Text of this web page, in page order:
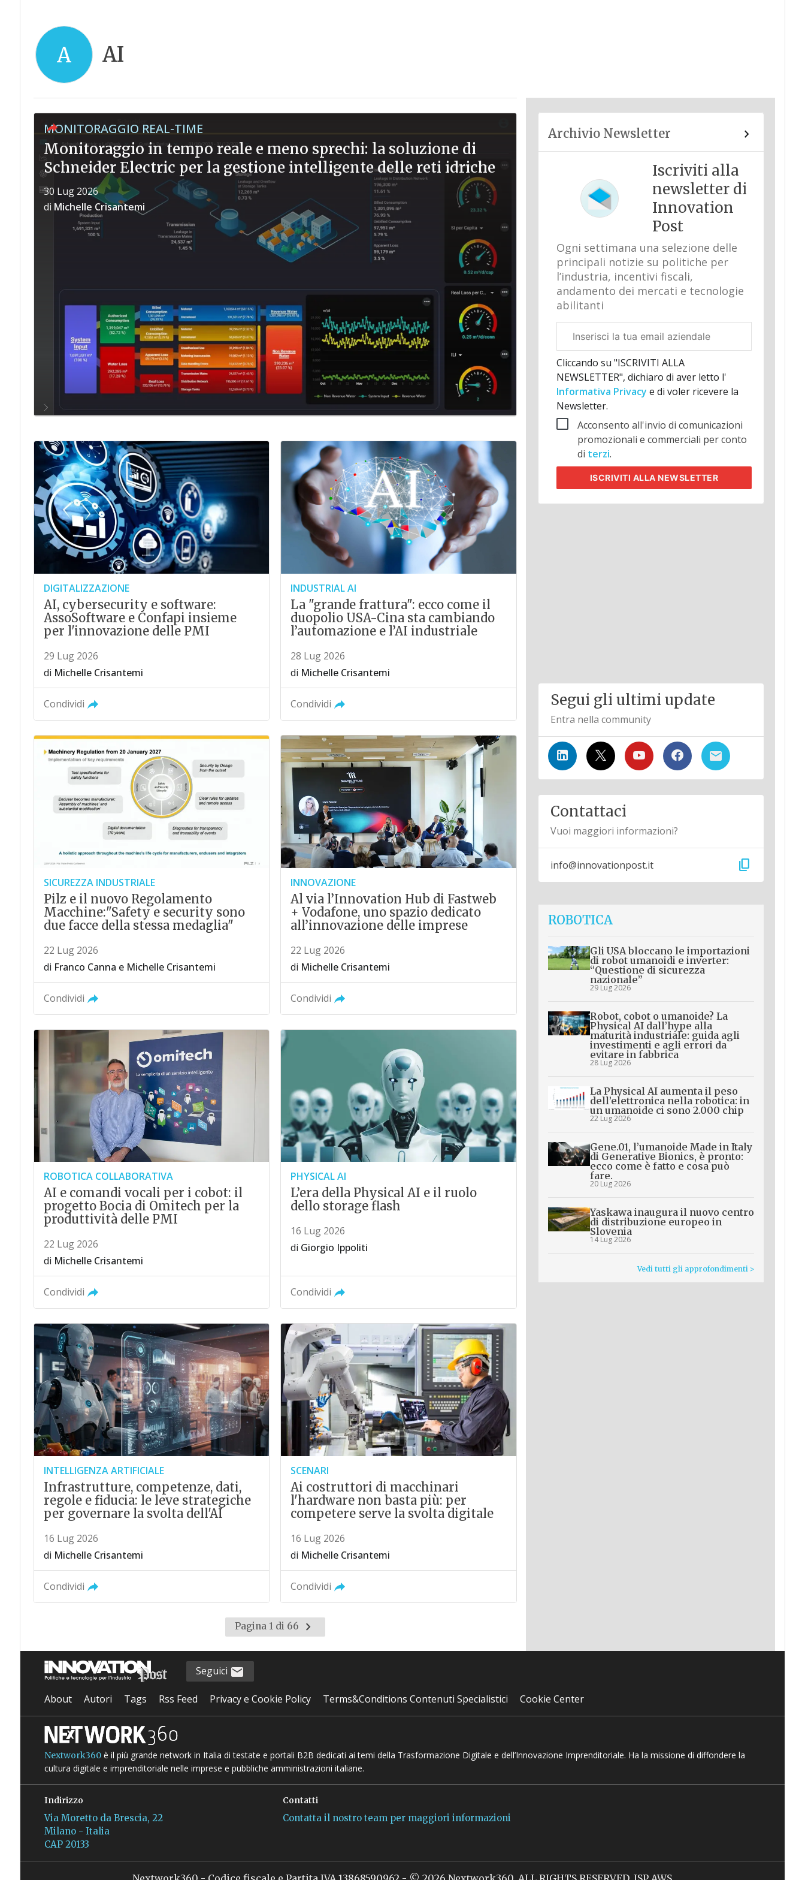
A AI
MONITORAGGIO REAL-TIME
Monitoraggio in tempo reale e meno sprechi: la soluzione di
Schneider Electric per la gestione intelligente delle reti idriche
30 Lug 2026
di Michelle Crisantemi
DIGITALIZZAZIONE
AI, cybersecurity e software:
AssoSoftware e Confapi insieme
per l'innovazione delle PMI
29 Lug 2026
di Michelle Crisantemi
Condividi
INDUSTRIAL AI
La "grande frattura": ecco come il
duopolio USA-Cina sta cambiando
l’automazione e l’AI industriale
28 Lug 2026
di Michelle Crisantemi
Condividi
SICUREZZA INDUSTRIALE
Pilz e il nuovo Regolamento
Macchine:"Safety e security sono
due facce della stessa medaglia"
22 Lug 2026
di Franco Canna e Michelle Crisantemi
Condividi
INNOVAZIONE
Al via l’Innovation Hub di Fastweb
+ Vodafone, uno spazio dedicato
all’innovazione delle imprese
22 Lug 2026
di Michelle Crisantemi
Condividi
ROBOTICA COLLABORATIVA
AI e comandi vocali per i cobot: il
progetto Bocia di Omitech per la
produttività delle PMI
22 Lug 2026
di Michelle Crisantemi
Condividi
PHYSICAL AI
L’era della Physical AI e il ruolo
dello storage flash
16 Lug 2026
di Giorgio Ippoliti
Condividi
INTELLIGENZA ARTIFICIALE
Infrastrutture, competenze, dati,
regole e fiducia: le leve strategiche
per governare la svolta dell'AI
16 Lug 2026
di Michelle Crisantemi
Condividi
SCENARI
Ai costruttori di macchinari
l'hardware non basta più: per
competere serve la svolta digitale
16 Lug 2026
di Michelle Crisantemi
Condividi
Pagina 1 di 66
Pagina
successiva
Archivio Newsletter
Iscriviti alla
newsletter di
Innovation
Post
Ogni settimana una selezione delle
principali notizie su politiche per
l’industria, incentivi fiscali,
andamento dei mercati e tecnologie
abilitanti
aziendale
Cliccando su "ISCRIVITI ALLA
NEWSLETTER", dichiaro di aver letto l'
Informativa Privacy e di voler ricevere la
Newsletter.
Acconsento all'invio di comunicazioni
promozionali e commerciali per conto
di terzi.
ISCRIVITI ALLA NEWSLETTER
Segui gli ultimi update
Entra nella community
Contattaci
Vuoi maggiori informazioni?
info@innovationpost.it content_copy
ROBOTICA
Gli USA bloccano le importazioni
di robot umanoidi e inverter:
“Questione di sicurezza
nazionale”
29 Lug 2026
Robot, cobot o umanoide? La
Physical AI dall’hype alla
maturità industriale: guida agli
investimenti e agli errori da
evitare in fabbrica
28 Lug 2026
La Physical AI aumenta il peso
dell’elettronica nella robotica: in
un umanoide ci sono 2.000 chip
22 Lug 2026
Gene.01, l’umanoide Made in Italy
di Generative Bionics, è pronto:
ecco come è fatto e cosa può
fare.
20 Lug 2026
Yaskawa inaugura il nuovo centro
di distribuzione europeo in
Slovenia
14 Lug 2026
Vedi tutti gli approfondimenti >
Seguici
About Autori Tags Rss Feed Privacy e Cookie Policy Terms&Conditions Contenuti Specialistici Cookie Center
Nextwork360è il più grande network in Italia di testate e portali B2B dedicati ai temi della Trasformazione Digitale e dell’Innovazione Imprenditoriale. Ha la missione di diffondere la
cultura digitale e imprenditoriale nelle imprese e pubbliche amministrazioni italiane.
Indirizzo
Via Moretto da Brescia, 22
Milano - Italia
CAP 20133
Contatti
Contatta il nostro team per maggiori informazioni